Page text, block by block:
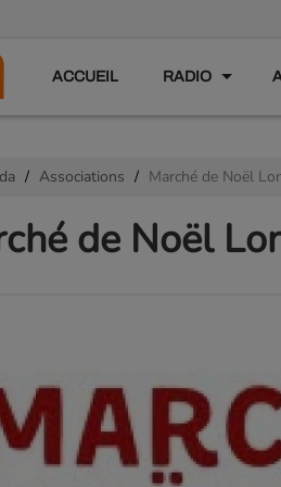
ACCUEIL RADIO
Associations Marché de Noël
de Noël